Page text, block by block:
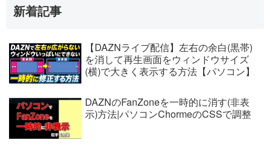
新着記事
【DAZNライブ配信】左右の余白(黒帯)
を消して再生画面をウィンドウサイズ
(横)で大きく表示する方法【パソコン】
DAZNのFanZoneを一時的に消す(非表
示)方法|パソコンChormeのCSSで調整